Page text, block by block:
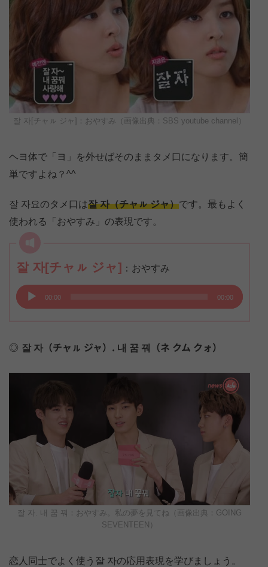
잘 자[チャㇽ ジャ]：おやすみ（画像出典：SBS youtube channel）
ヘヨ体で「ヨ」を外せばそのままタメ口になります。簡
単ですよね？^^
잘 자요のタメ口は잘 자（チャㇽ ジャ）です。最もよく
使われる「おやすみ」の表現です。
잘 자[チャㇽ ジャ] ：おやすみ
音
声
ー
00:00 00:00
잘 자（チャㇽ ジャ）. 내 꿈 꿔（ネ クム クォ）
잘 자. 내 꿈 꿔：おやすみ。私の夢を見てね（画像出典：GOING
SEVENTEEN）
恋人同士でよく使う잘 자の応用表現を学びましょう。